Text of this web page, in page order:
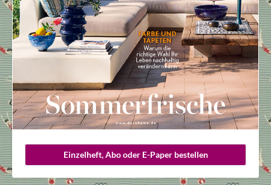
Einzelheft, Abo oder E-Paper bestellen